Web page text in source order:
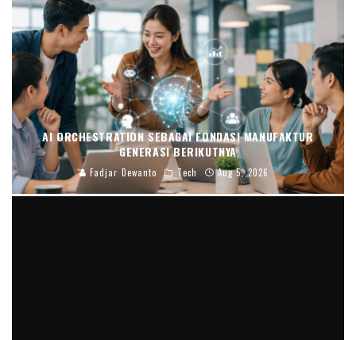
AI ORCHESTRATION SEBAGAI FONDASI MANUFAKTUR
GENERASI BERIKUTNYA
Fadjar Dewanto Tech Aug 5, 2026